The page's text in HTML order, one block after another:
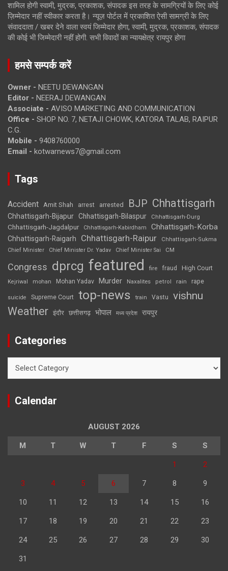
शामिल होगी स्वामी, मुद्रक, प्रकाशक, संपादक इस तरह के सामग्रियों के लिए कोई
ज़िम्मेदार नहीं स्वीकार करता है। न्यूज़ पोर्टल में प्रकाशित ऐसी सामग्री के लिए
संवाददाता / खबर देने वाला स्वयं जिम्मेदार होगा, स्वामी, मुद्रक, प्रकाशक, संपादक
की कोई भी जिम्मेदारी नहीं होगी. सभी विवादों का न्यायक्षेत्र रायपुर होगा
हमसे सम्पर्क करें
Owner - NEETU DEWANGAN
Editor - NEERAJ DEWANGAN
Associate - AVISO MARKETING AND COMMUNICATION
Office - SHOP NO. 7, NETAJI CHOWK, KATORA TALAB, RAIPUR
C.G.
Mobile - 9408760000
Email - kotwarnews7@gmail.com
Tags
Accident Amit Shah arrest arrested BJP Chhattisgarh
Chhattisgarh-Bijapur Chhattisgarh-Bilaspur Chhattisgarh-Durg
Chhattisgarh-Jagdalpur Chhattisgarh-Kabirdham Chhattisgarh-Korba
Chhattisgarh-Raigarh Chhattisgarh-Raipur
Chhattisgarh-Sukma
Chief Minister
Chief Minister Dr. Yadav Chief Minister Sai CM
Congress dprcg featured fire fraud High Court
Kejriwal mohan Mohan Yadav Murder Naxalites petrol rain rape
suicide Supreme Court top-news train Vastu vishnu
Weather इंदौर छत्तीसगढ़ भोपाल मध्य प्रदेश रायपुर
Categories
Calendar
AUGUST 2026
M T W T F S S
1 2
3 4 5 6 7 8 9
10 11 12 13 14 15 16
17 18 19 20 21 22 23
24 25 26 27 28 29 30
31